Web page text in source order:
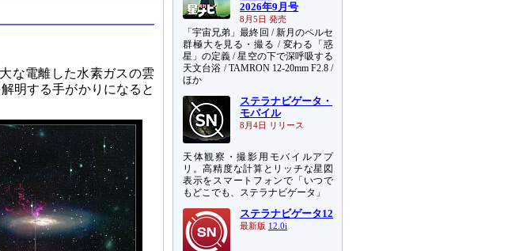
な電離した水素ガスの雲
明する手がかりになると
2026年9月号
8月5日 発売
「宇宙兄弟」最終回 / 新月のペルセ
群極大を見る・撮る / 変わる「惑
星」の定義 / 星空の下で深呼吸する
天文台浴 / TAMRON 12-20mm F2.8 /
ほか
ステラナビゲータ・
モバイル
8月4日 リリース
天体観察・撮影用モバイルアプ
リ。高精度な計算とリッチな星図
表示をスマートフォンで「いつで
もどこでも、ステラナビゲータ」
ステラナビゲータ12
最新版 12.0i